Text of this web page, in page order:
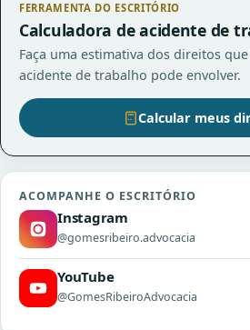
FERRAMENTA DO ESCRITÓRIO
Calculadora de acidente de
Faça uma estimativa dos direitos
acidente de trabalho pode envolver.
Calcular meus
ACOMPANHE O ESCRITÓRIO
Instagram
@gomesribeiro.advocacia
YouTube
@GomesRibeiroAdvocacia